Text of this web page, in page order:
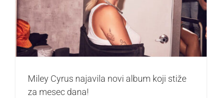
Miley Cyrus najavila novi album koji stiže za mesec dana!
Zvezde
Miley Cyrus najavila novi album koji stiže
za mesec dana!